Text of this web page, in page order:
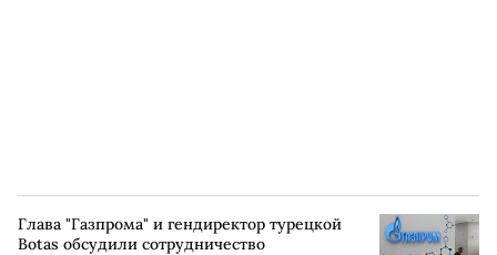
Глава "Газпрома" и гендиректор турецкой
Botas обсудили сотрудничество